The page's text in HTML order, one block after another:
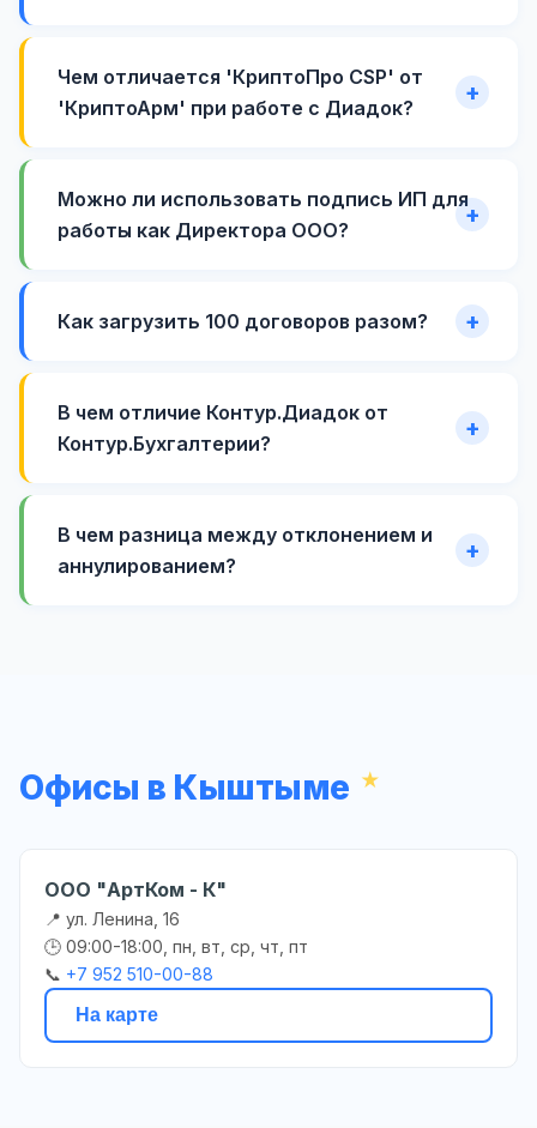
Чем отличается 'КриптоПро CSP' от
'КриптоАрм' при работе с Диадок?
Можно ли использовать подпись ИП для
работы как Директора ООО?
Как загрузить 100 договоров разом?
В чем отличие Контур.Диадок от
Контур.Бухгалтерии?
В чем разница между отклонением и
аннулированием?
Офисы в Кыштыме
ООО "АртКом - К"
📍 ул. Ленина, 16
🕒 09:00-18:00, пн, вт, ср, чт, пт
📞 +7 952 510-00-88
На карте